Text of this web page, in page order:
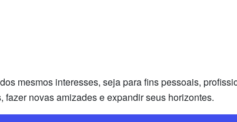
mesmos interesses, seja para fins pessoais,
novas amizades e expandir seus horizontes.